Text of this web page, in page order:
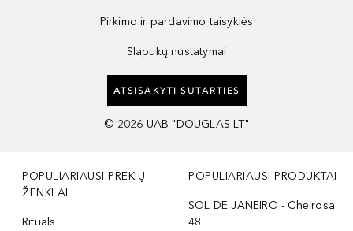
Pirkimo ir pardavimo taisyklės
Slapukų nustatymai
ATSISAKYTI SUTARTIES
© 2026 UAB "DOUGLAS LT"
POPULIARIAUSI PREKIŲ
ŽENKLAI
Rituals
POPULIARIAUSI PRODUKTAI
SOL DE JANEIRO - Cheirosa
48